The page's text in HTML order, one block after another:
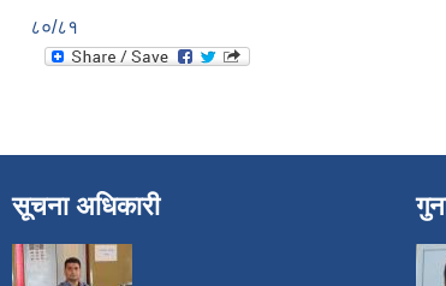
८०/८१
सूचना अधिकारी